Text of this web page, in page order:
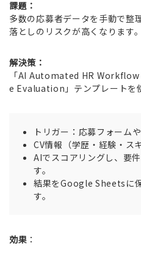
課題：
多数の応募者データを手動で整
落としのリスクが高くなります。
解決策：
「AI Automated HR
e Evaluation」テンプレートを
トリガー：応募フォーム
CV情報（学歴・経験・ス
AIでスコアリングし、要
す。
結果をGoogle Sheetsに
す。
効果 ：